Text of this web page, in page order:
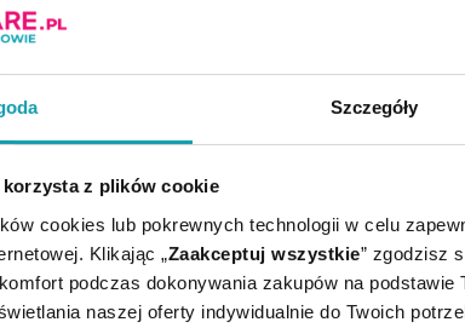
Szczegóły
z plików cookie
cookies lub pokrewnych technologii w celu
Klikając „Zaakceptuj wszystkie” zgodzisz
podczas dokonywania zakupów na podstawie
naszej oferty indywidualnie do Twoich
MOŻE CI SIĘ PRZYDAĆ KUP W